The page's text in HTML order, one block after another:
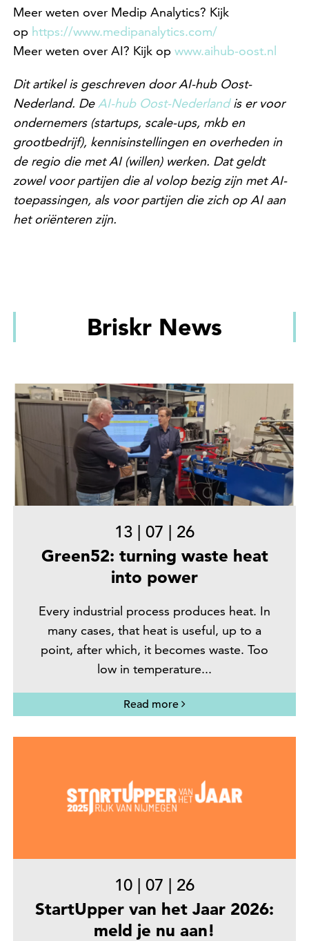
Meer weten over Medip Analytics? Kijk
op https://www.medipanalytics.com/
Meer weten over AI? Kijk op www.aihub-oost.nl
Dit artikel is geschreven door AI-hub Oost-
Nederland. DeAI-hub Oost-Nederlandis er voor
ondernemers (startups, scale-ups, mkb en
grootbedrijf), kennisinstellingen en overheden in
de regio die met AI (willen) werken. Dat geldt
zowel voor partijen die al volop bezig zijn met AI-
toepassingen, als voor partijen die zich op AI aan
het oriënteren zijn.
Briskr News
13 | 07 | 26
Green52: turning waste heat
into power
Every industrial process produces heat. In
many cases, that heat is useful, up to a
point, after which, it becomes waste. Too
low in temperature...
Read more
10 | 07 | 26
StartUpper van het Jaar 2026:
meld je nu aan!